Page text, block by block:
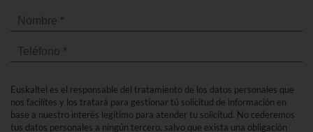
Euskaltel es el responsable del tratamiento de los datos personales que
nos facilites y los tratará para gestionar tú solicitud de información en
base a nuestro interés legítimo para atender tu solicitud. No cederemos
tus datos personales a ningún tercero, salvo que exista una obligación